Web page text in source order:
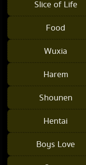
Slice of Life
Food
Wuxia
Harem
Shounen
Hentai
Boys Love